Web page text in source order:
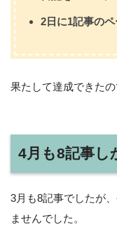
2日に1記事の
果たして達成できた
4月も8記事し
3月も8記事でしたが
ませんでした。